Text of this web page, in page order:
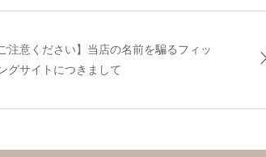
ご注意ください】当店の名前を騙るフィッ
グサイトにつきまして